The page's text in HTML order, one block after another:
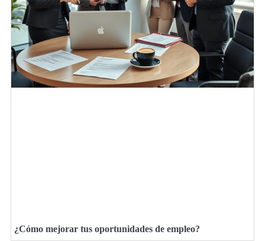
¿Cómo mejorar tus oportunidades de empleo?